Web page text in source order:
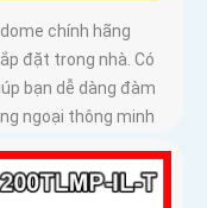
chính hãng
đặt trong nhà. Có
bạn dễ dàng đàm
ngoại thông minh